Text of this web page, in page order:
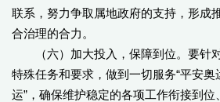
联系，努力争取属地政府的支持，形成
合治理的合力。
（六）加大投入，保障到位。要针
特殊任务和要求，做到一切服务“平安奥
运”，确保维护稳定的各项工作衔接到